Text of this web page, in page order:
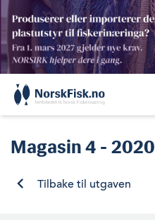
Skip
content
Magasin4 - 2020
Tilbake til utgaven